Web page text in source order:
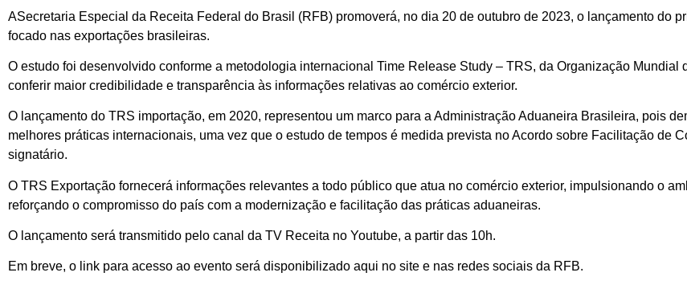
ASecretaria Especial da Receita Federal do Brasil (RFB) promoverá, no dia 20 de outubro de 2023, o lançamento do
focado nas exportações brasileiras.
O estudo foi desenvolvido conforme a metodologia internacional Time Release Study – TRS, da Organização Mundial
conferir maior credibilidade e transparência às informações relativas ao comércio exterior.
O lançamento do TRS importação, em 2020, representou um marco para a Administração Aduaneira Brasileira, pois
melhores práticas internacionais, uma vez que o estudo de tempos é medida prevista no Acordo sobre Facilitação de
signatário.
O TRS Exportação fornecerá informações relevantes a todo público que atua no comércio exterior, impulsionando o
reforçando o compromisso do país com a modernização e facilitação das práticas aduaneiras.
O lançamento será transmitido pelo canal da TV Receita no Youtube, a partir das 10h.
Em breve, o link para acesso ao evento será disponibilizado aqui no site e nas redes sociais da RFB.